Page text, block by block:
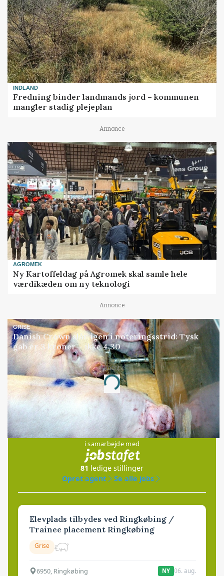
INDLAND
Fredning binder landmands jord – kommunen
mangler stadig plejeplan
Annonce
AGROMEK
Ny Kartoffeldag på Agromek skal samle hele
værdikæden om ny teknologi
Annonce
GRISE
Danish Crown slår igen i noteringsstrid: Tysk
gab er 3 kroner – ikke 4,30
Annonce
Loading...
Jobs
i samarbejde med
81 ledige stillinger
Opret agent
Se alle jobs
Elevplads tilbydes ved Ringkøbing /
Trainee placement Ringkøbing
Grise
6950, Ringkøbing NY 06. aug.